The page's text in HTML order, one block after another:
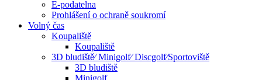
E-podatelna
Prohlášení o ochraně soukromí
Volný čas
Koupaliště
Koupaliště
3D bludiště⁄ Minigolf⁄ Discgolf⁄Sportoviště
3D bludiště
Minigolf